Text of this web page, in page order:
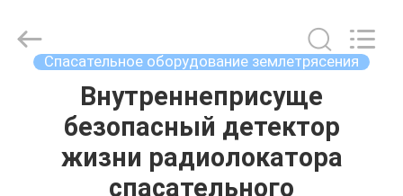
ПРОДУКТЫ
Century Holding Co.,Ltd.
Reserved.
Спасательное оборудование землетрясения
Внутреннеприсуще
безопасный детектор
жизни радиолокатора
спасательного